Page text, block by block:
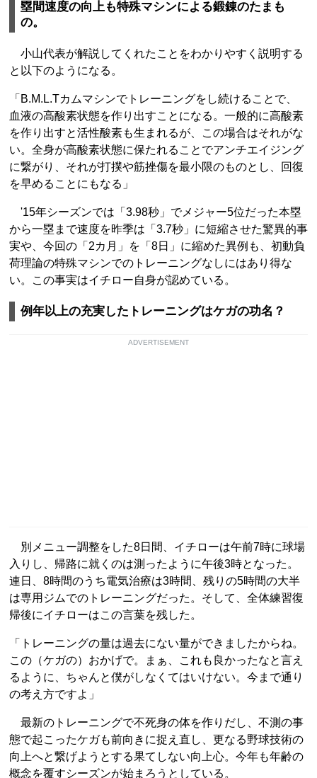
塁間速度の向上も特殊マシンによる鍛錬のたまも
の。
小山代表が解説してくれたことをわかりやすく説明する
と以下のようになる。
「B.M.L.Tカムマシンでトレーニングをし続けることで、
血液の高酸素状態を作り出すことになる。一般的に高酸素
を作り出すと活性酸素も生まれるが、この場合はそれがな
い。全身が高酸素状態に保たれることでアンチエイジング
に繋がり、それが打撲や筋挫傷を最小限のものとし、回復
を早めることにもなる」
'15年シーズンでは「3.98秒」でメジャー5位だった本塁
から一塁まで速度を昨季は「3.7秒」に短縮させた驚異的事
実や、今回の「2カ月」を「8日」に縮めた異例も、初動負
荷理論の特殊マシンでのトレーニングなしにはあり得な
い。この事実はイチロー自身が認めている。
例年以上の充実したトレーニングはケガの功名？
ADVERTISEMENT
別メニュー調整をした8日間、イチローは午前7時に球場
入りし、帰路に就くのは測ったように午後3時となった。
連日、8時間のうち電気治療は3時間、残りの5時間の大半
は専用ジムでのトレーニングだった。そして、全体練習復
帰後にイチローはこの言葉を残した。
「トレーニングの量は過去にない量ができましたからね。
この（ケガの）おかげで。まぁ、これも良かったなと言え
るように、ちゃんと僕がしなくてはいけない。今まで通り
の考え方ですよ」
最新のトレーニングで不死身の体を作りだし、不測の事
態で起こったケガも前向きに捉え直し、更なる野球技術の
向上へと繋げようとする果てしない向上心。今年も年齢の
概念を覆すシーズンが始まろうとしている。